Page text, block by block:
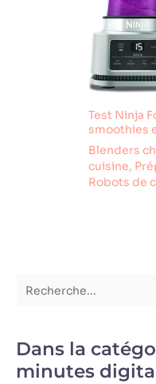
Test Ninja
smoothies
Blenders
cuisine,
Robots de
Dans la
minutes